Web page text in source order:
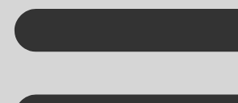
Kontakt på +45 70 13 63 23